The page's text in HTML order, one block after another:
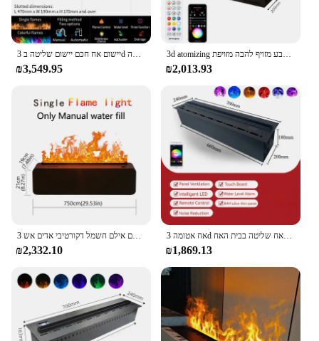
₪3,549.95 ₪2,013.93
₪2,332.10
אח אטומה 3d עם להבה אדים צבעונית אדים דקורטיביים האח שליטה בבית האח
₪1,869.13